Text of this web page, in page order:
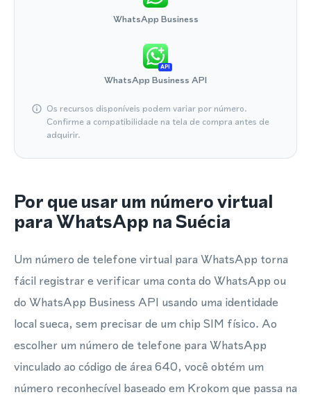
WhatsApp Business
API
WhatsApp Business API
Os recursos disponíveis podem variar por número.
Confirme a compatibilidade na tela de compra antes de
adquirir.
Por que usar um número virtual
para WhatsApp na Suécia
Um número de telefone virtual para WhatsApp torna
fácil registrar e verificar uma conta do WhatsApp ou
do WhatsApp Business API usando uma identidade
local sueca, sem precisar de um chip SIM físico. Ao
escolher um número de telefone para WhatsApp
vinculado ao código de área 640, você obtém um
número reconhecível baseado em Krokom que passa na